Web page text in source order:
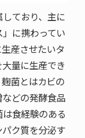
ており、主に
」に携わってい
産させたいタ
量に生産でき
菌とはカビの
どの発酵食品
食経験のある
ク質を分泌す